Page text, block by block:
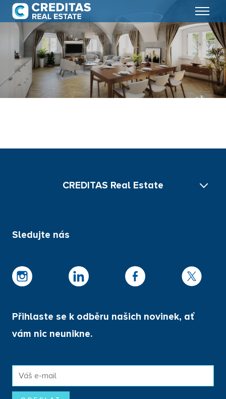
Menu
CREDITAS Real Estate
Pro média
Pro investory
Ochrana osobních údajů
Sledujte nás
Přihlaste se k odběru našich novinek, ať
vám nic neunikne.
E-
mail*